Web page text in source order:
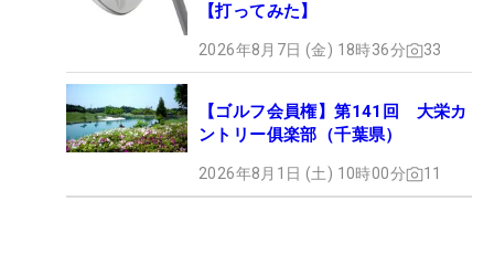
【打ってみた】
2026年8月7日 (金) 18時36分 33
【ゴルフ会員権】第141回 大栄カ
ントリー俱楽部（千葉県）
2026年8月1日 (土) 10時00分 11